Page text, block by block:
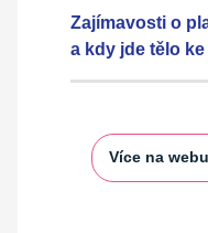
Zajímavosti o
a kdy jde tělo
Více na